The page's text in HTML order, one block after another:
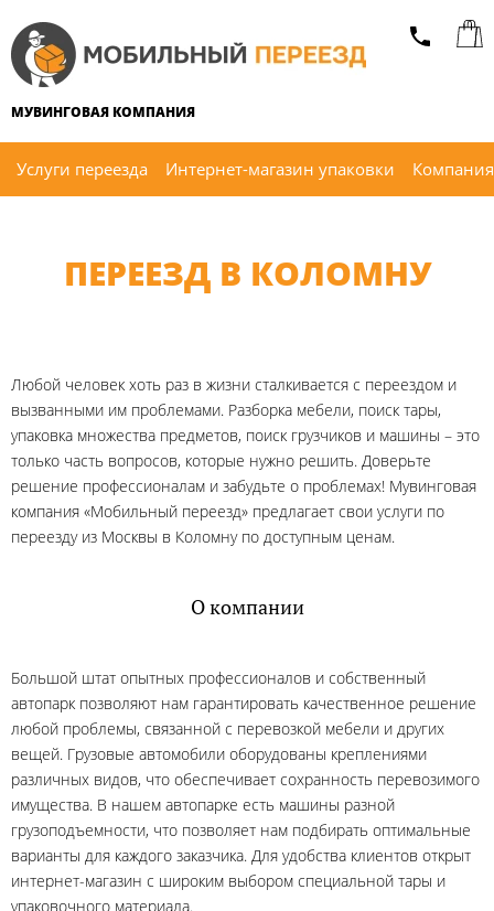
МУВИНГОВАЯ КОМПАНИЯ
Услуги переезда Интернет-магазин упаковки
ПЕРЕЕЗД В КОЛОМНУ
Любой человек хоть раз в жизни сталкивается с переездом и
вызванными им проблемами. Разборка мебели, поиск тары,
упаковка множества предметов, поиск грузчиков и машины – это
только часть вопросов, которые нужно решить. Доверьте
решение профессионалам и забудьте о проблемах! Мувинговая
компания «Мобильный переезд» предлагает свои услуги по
переезду из Москвы в Коломну по доступным ценам.
О компании
Большой штат опытных профессионалов и собственный
автопарк позволяют нам гарантировать качественное решение
любой проблемы, связанной с перевозкой мебели и других
вещей. Грузовые автомобили оборудованы креплениями
различных видов, что обеспечивает сохранность перевозимого
имущества. В нашем автопарке есть машины разной
грузоподъемности, что позволяет нам подбирать оптимальные
варианты для каждого заказчика. Для удобства клиентов открыт
интернет-магазин с широким выбором специальной тары и
упаковочного материала.